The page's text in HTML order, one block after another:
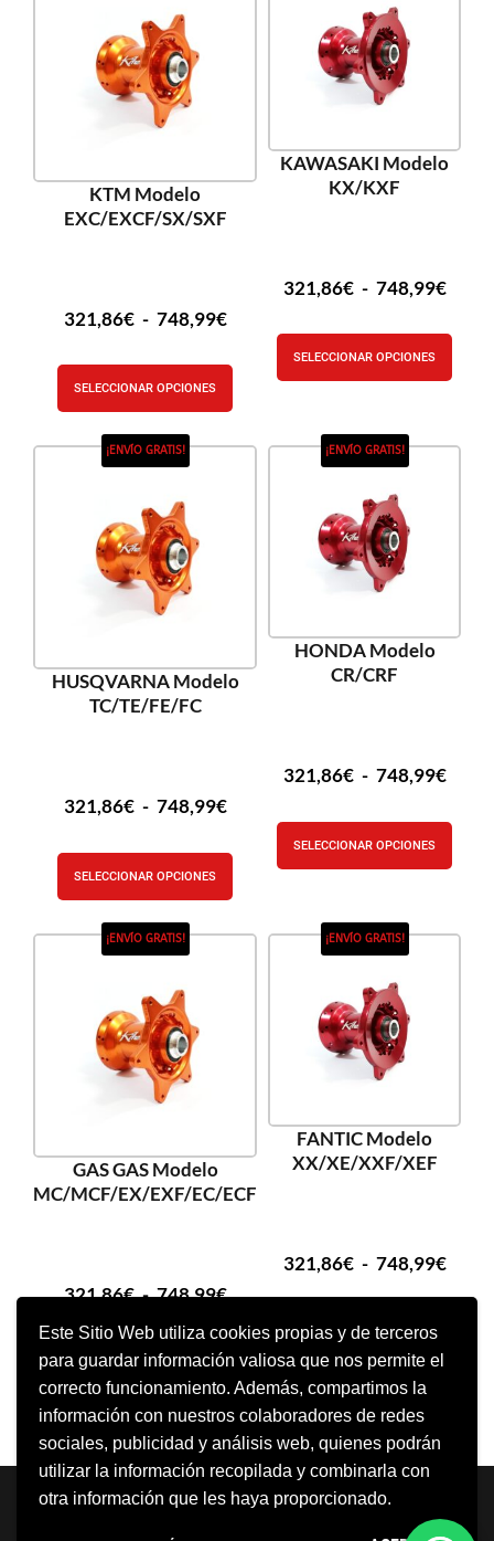
Este Sitio Web utiliza cookies propias y de terceros
para guardar información valiosa que nos permite el
correcto funcionamiento. Además, compartimos la
información con nuestros colaboradores de redes
sociales, publicidad y análisis web, quienes podrán
utilizar la información recopilada y combinarla con
otra información que les haya proporcionado.
KTM Modelo
EXC/EXCF/SX/SXF
321,86€ - 748,99€
SELECCIONAR OPCIONES
KAWASAKI Modelo
KX/KXF
321,86€ - 748,99€
SELECCIONAR OPCIONES
¡ENVÍO GRATIS!
HUSQVARNA Modelo
TC/TE/FE/FC
321,86€ - 748,99€
SELECCIONAR OPCIONES
¡ENVÍO GRATIS!
HONDA Modelo
CR/CRF
321,86€ - 748,99€
SELECCIONAR OPCIONES
¡ENVÍO GRATIS!
GAS GAS Modelo
MC/MCF/EX/EXF/EC/ECF
321,86€ - 748,99€
SELECCIONAR OPCIONES
¡ENVÍO GRATIS!
FANTIC Modelo
XX/XE/XXF/XEF
321,86€ - 748,99€
SELECCIONAR OPCIONES
Neve | Funciona gracias a WordPress